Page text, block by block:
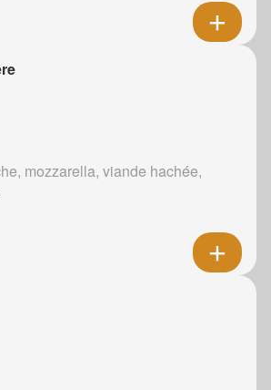
mozzarella, viande hachée,